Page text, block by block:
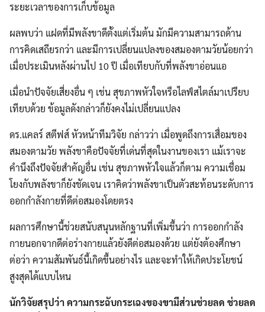
ระยะเวลาของการเก็บข้อมูล
ผลพบว่า แฝดที่มีพลังขาดีตั้งแต่เริ่มต้น มักมีความสามารถด้าน
การคิดเสถียรกว่า และมีการเปลี่ยนแปลงของสมองตามวัยน้อยกว่า
เมื่อประเมินหลังผ่านไป 10 ปี เมื่อเทียบกับที่พลังขาอ่อนแอ
เมื่อนำปัจจัยเสี่ยงอื่น ๆ เช่น สุขภาพหัวใจหรือไลฟ์สไตล์มาเปรียบ
เทียบด้วย ข้อมูลดังกล่าวก็ยังคงไม่เปลี่ยนแปลง
ดร.แคลร์ สตีฟส์ หัวหน้าทีมวิจัย กล่าวว่า เมื่อพูดถึงการเสื่อมของ
สมองตามวัย พลังขาคือปัจจัยที่เด่นที่สุดในงานของเรา แม้เราจะ
คำนึงถึงปัจจัยสำคัญอื่น เช่น สุขภาพหัวใจแล้วก็ตาม ความเชื่อม
โยงกับพลังขาก็ยังชัดเจน เราคิดว่าพลังขาเป็นตัวสะท้อนระดับการ
ออกกำลังกายที่ดีต่อสมองโดยตรง
ผลการศึกษานี้ช่วยสนับสนุนหลักฐานที่เพิ่มขึ้นว่า การออกกำลัง
กายนอกจากดีต่อร่างกายแล้วยังดีต่อสมองด้วย แต่ยังต้องศึกษา
ต่อว่า ความสัมพันธ์นี้เกิดขึ้นอย่างไร และจะทำให้เกิดประโยชน์
สูงสุดได้แบบไหน
นักวิจัยสรุปว่า ความกระฉับกระเฉงของขามีส่วนช่วยลด ช่วยลด